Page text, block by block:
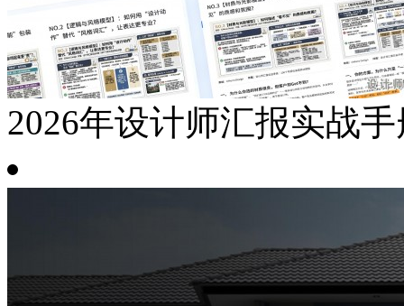
2026年设计师汇报实战